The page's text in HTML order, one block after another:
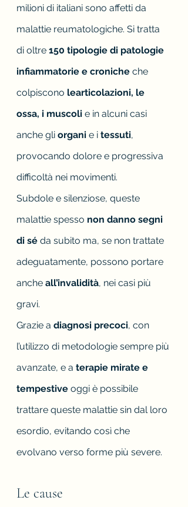
milioni di italiani sono affetti da
malattie reumatologiche. Si tratta
di oltre 150 tipologie di patologie
infiammatorie e croniche che
colpiscono learticolazioni, le
ossa, i muscoli e in alcuni casi
anche gli organi e i tessuti,
provocando dolore e progressiva
difficoltà nei movimenti.
Subdole e silenziose, queste
malattie spesso non danno segni
di sé da subito ma, se non trattate
adeguatamente, possono portare
anche all’invalidità, nei casi più
gravi.
Grazie a diagnosi precoci, con
l’utilizzo di metodologie sempre più
avanzate, e a terapie mirate e
tempestive oggi è possibile
trattare queste malattie sin dal loro
esordio, evitando così che
evolvano verso forme più severe.
Le cause